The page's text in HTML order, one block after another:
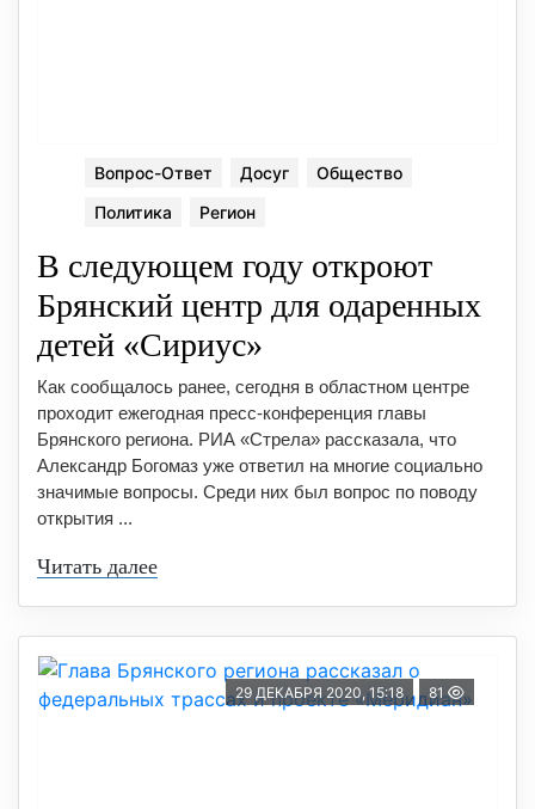
Вопрос-Ответ Досуг
Общество
Политика
Регион
В следующем году откроют
Брянский центр для одаренных
детей «Сириус»
Как сообщалось ранее, сегодня в областном центре
проходит ежегодная пресс-конференция главы
Брянского региона. РИА «Стрела» рассказала, что
Александр Богомаз уже ответил на многие социально
значимые вопросы. Среди них был вопрос по поводу
открытия ...
Читать далее
29 ДЕКАБРЯ 2020, 15:18 81